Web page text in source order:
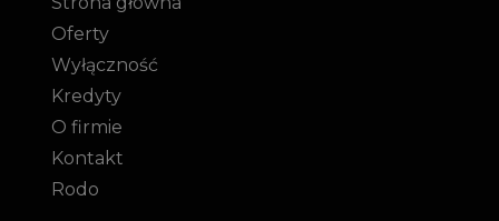
Oferty
Wyłączność
Kredyty
O firmie
Kontakt
Rodo